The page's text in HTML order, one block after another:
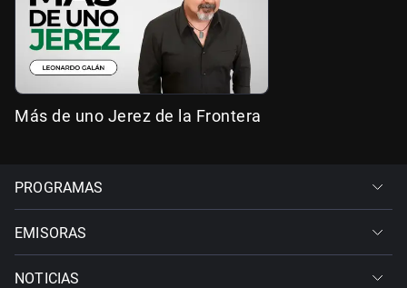
Más de uno Jerez de la Frontera
PROGRAMAS
EMISORAS
NOTICIAS